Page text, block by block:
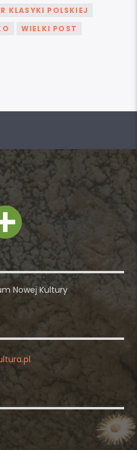
KLASYKI POLSKIEJ
WIELKI POST
Nowej Kultury